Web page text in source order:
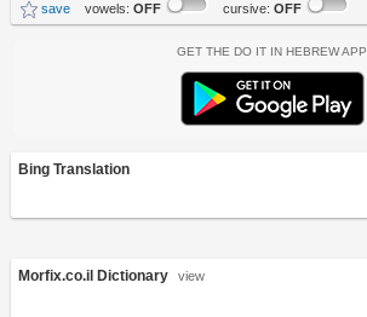
save vowels: OFF cursive: OFF
Get the Do It In Hebrew App
Bing Translation
Morfix.co.il Dictionary view